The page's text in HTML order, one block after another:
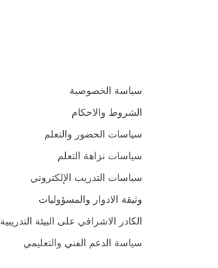
سياسة الخصوصية
الشروط والاحكام
سياسات الحضور والتعلم
سياسات نزاهة التعلم
سياسات التدريب الإلكتروني
وثيقة الادوار والمسؤوليات
الكادر الاشرافي على البيئة التدريبية
سياسة الدعم الفني والتعليمي